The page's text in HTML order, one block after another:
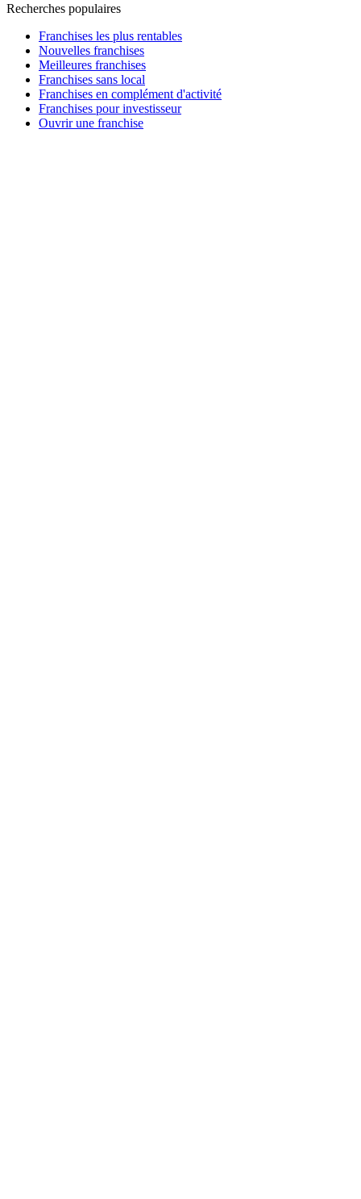
Recherches populaires
Franchises les plus rentables
Nouvelles franchises
Meilleures franchises
Franchises sans local
Franchises en complément d'activité
Franchises pour investisseur
Ouvrir une franchise